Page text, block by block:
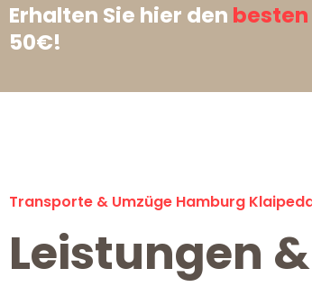
Erhalten Sie hier den besten
50€!
Transporte & Umzüge Hamburg
Leistungen